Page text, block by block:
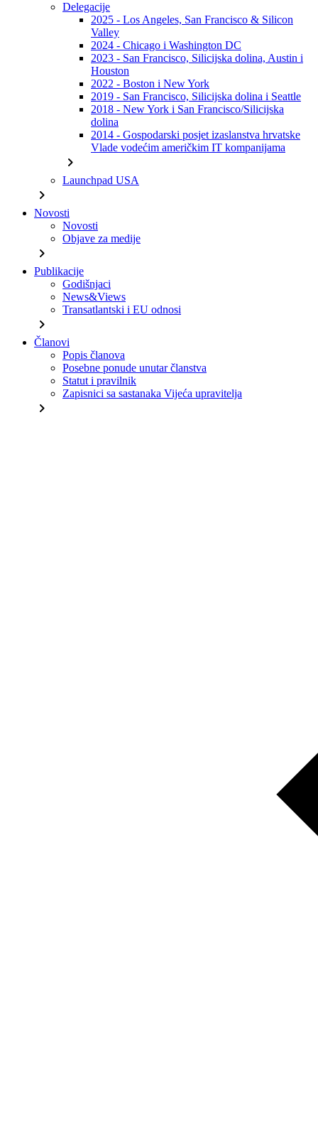
Delegacije
2025 - Los Angeles, San Francisco & Silicon
Valley
2024 - Chicago i Washington DC
2023 - San Francisco, Silicijska dolina, Austin i
Houston
2022 - Boston i New York
2019 - San Francisco, Silicijska dolina i Seattle
2018 - New York i San Francisco/Silicijska
dolina
2014 - Gospodarski posjet izaslanstva hrvatske
Vlade vodećim američkim IT kompanijama
chevron_right
Launchpad USA
chevron_right
Novosti
Novosti
Objave za medije
chevron_right
Publikacije
Godišnjaci
News&Views
Transatlantski i EU odnosi
chevron_right
Članovi
Popis članova
Posebne ponude unutar članstva
Statut i pravilnik
Zapisnici sa sastanaka Vijeća upravitelja
chevron_right